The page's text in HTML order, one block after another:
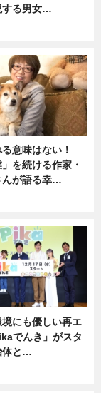
する男女…
意味はない！
」を続ける作家・
んが語る幸…
にも優しい再エ
でんき」がスタ
体と…